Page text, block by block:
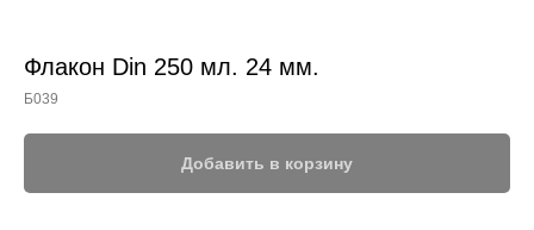
Флакон Din 250 мл. 24 мм.
Б039
Добавить в корзину